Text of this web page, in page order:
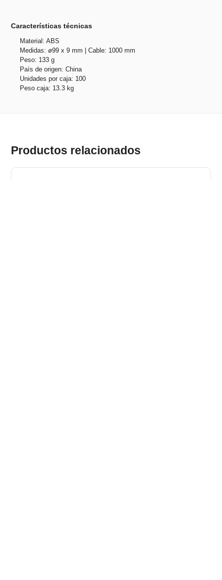
Características técnicas
Material: ABS
Medidas: ø99 x 9 mm | Cable: 1000 mm
Peso: 133 g
País de origen: China
Unidades por caja: 100
Peso caja: 13.3 kg
Productos relacionados